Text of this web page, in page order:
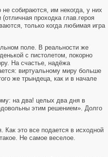
собираются, им некогда, у них
проходка глав.героя
только когда любимая игра
поле. В реальности же
с пистолетом, покорно
На счастье, надёжа
виртуальному миру больше
же трындеца, как и в начале
на два! целых два дня в
этим решением». Долго
Как это все подается в исходной
Не самое веселое.